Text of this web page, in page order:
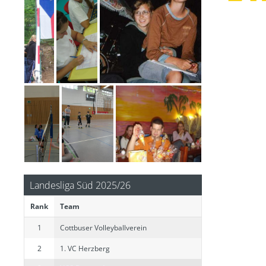
Landesliga Süd 2025/26
Rank Team
1 Cottbuser Volleyballverein
2 1. VC Herzberg